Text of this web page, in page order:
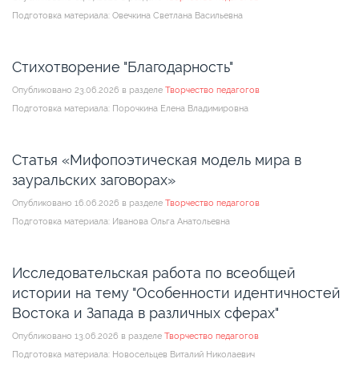
Подготовка материала: Овечкина Светлана Васильевна
Стихотворение "Благодарность"
Опубликовано 23.06.2026 в разделе Творчество педагогов
Подготовка материала: Порочкина Елена Владимировна
Статья «Мифопоэтическая модель мира в
зауральских заговорах»
Опубликовано 16.06.2026 в разделе Творчество педагогов
Подготовка материала: Иванова Ольга Анатольевна
Исследовательская работа по всеобщей
истории на тему "Особенности идентичностей
Востока и Запада в различных сферах"
Опубликовано 13.06.2026 в разделе Творчество педагогов
Подготовка материала: Новосельцев Виталий Николаевич